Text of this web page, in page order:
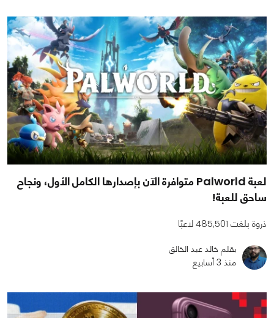
لعبة Palworld متوافرة الآن بإصدارها الكامل الأول، ونجاح
ساحق للعبة!
ذروة بلغت 485,501 لاعبًا
بقلم خالد عبد الخالق
منذ 3 أسابيع